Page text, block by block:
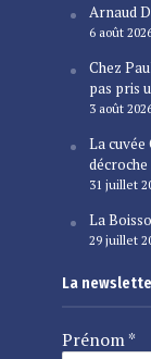
Arnaud
6 août
Chez
pas pris
3 août
La
31 juillet
La
29 juillet
La
Prénom*